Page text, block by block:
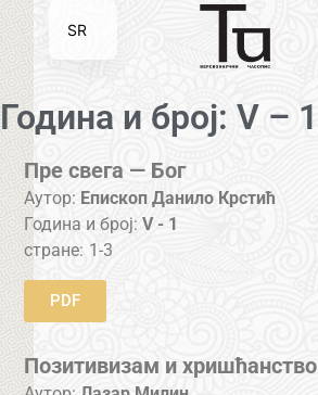
Година и број: V – 1
Пре свега — Бог
Аутор: Епископ Данило Крстић
Година и број:V - 1
стране: 1-3
PDF
Позитивизам и хришћанство
SR
EN